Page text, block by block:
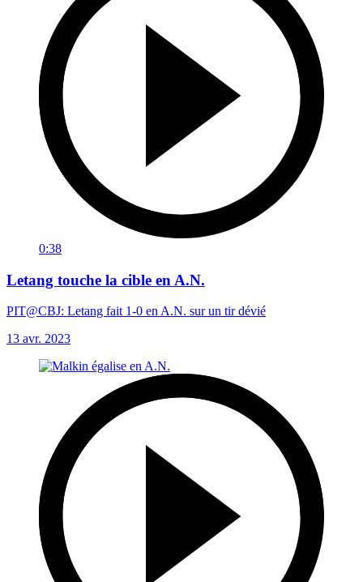
0:38
Letang touche la cible en A.N.
PIT@CBJ: Letang fait 1-0 en A.N. sur un tir dévié
13 avr. 2023